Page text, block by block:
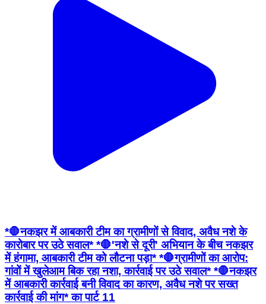
*🛑नकझर में आबकारी टीम का ग्रामीणों से विवाद, अवैध नशे के
कारोबार पर उठे सवाल* *🛑'नशे से दूरी' अभियान के बीच नकझर
में हंगामा, आबकारी टीम को लौटना पड़ा* *🛑ग्रामीणों का आरोप:
गांवों में खुलेआम बिक रहा नशा, कार्रवाई पर उठे सवाल* *🛑नकझर
में आबकारी कार्रवाई बनी विवाद का कारण, अवैध नशे पर सख्त
कार्रवाई की मांग* का पार्ट 11